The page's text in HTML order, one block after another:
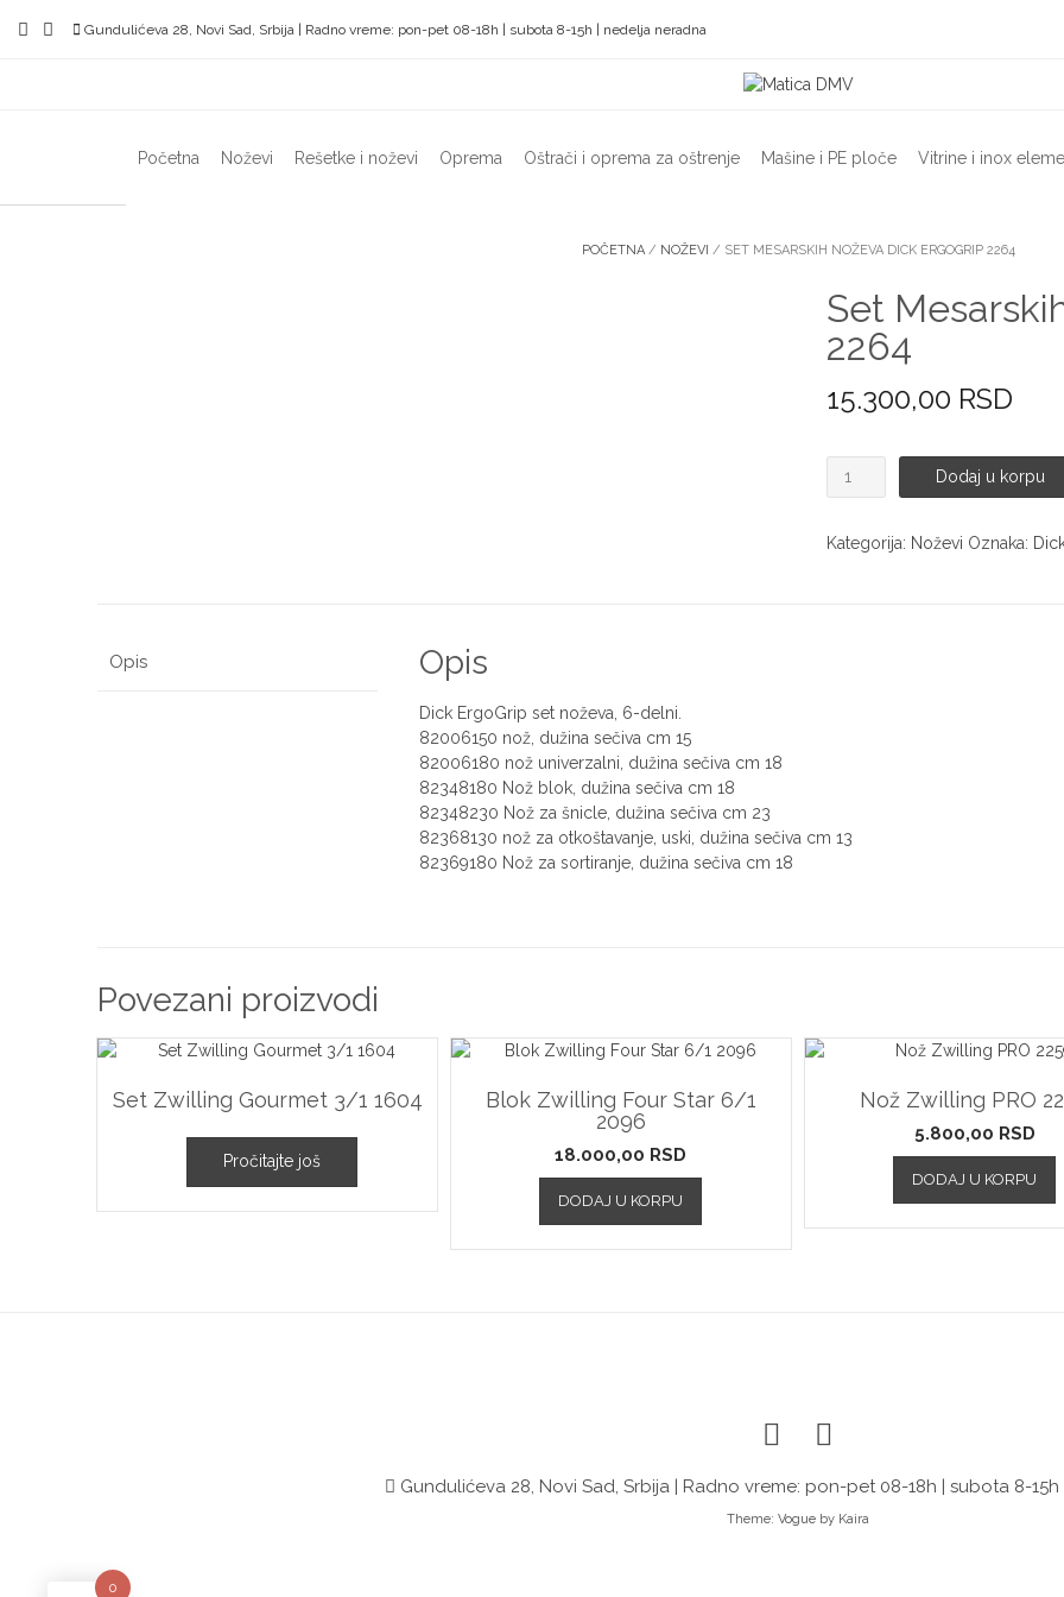
Gundulićeva 28, Novi Sad, Srbija | Radno vreme: pon-pet 08-18h | subota 8-15h | nedelja neradna
Početna Noževi Rešetke i noževi Oprema Oštrači i oprema za oštrenje Mašine i PE ploče Vitrine i inox
POČETNA/ NOŽEVI / SET MESARSKIH NOŽEVA DICK ERGOGRIP 2264
Set
2264
15.300,00 RSD
Mesarskih
Dick
Dodaj u korpu
Kategorija: Noževi Oznaka:
Opis Opis
Dick ErgoGrip set noževa, 6-delni.
82006150 nož, dužina sečiva cm 15
82006180 nož univerzalni, dužina sečiva cm 18
82348180 Nož blok, dužina sečiva cm 18
82348230 Nož za šnicle, dužina sečiva cm 23
82368130 nož za otkoštavanje, uski, dužina sečiva cm 13
82369180 Nož za sortiranje, dužina sečiva cm 18
Povezani proizvodi
Set Zwilling Gourmet 3/1 1604
Pročitajte još
Blok Zwilling Four Star 6/1
2096
18.000,00 RSD
DODAJ U KORPU
Nož Zwilling PRO
5.800,00 RSD
DODAJ U KORPU
Gundulićeva 28, Novi Sad, Srbija | Radno vreme: pon-pet 08-18h | subota 8-
Theme: Vogue by Kaira
0